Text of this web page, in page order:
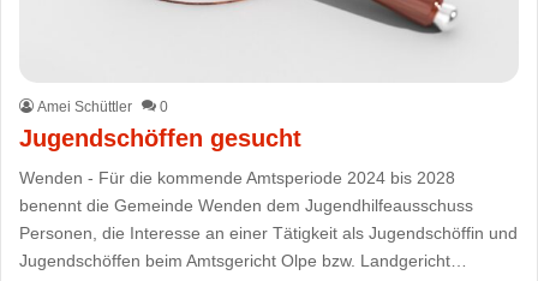
Amei Schüttler 0
Jugendschöffen gesucht
Wenden - Für die kommende Amtsperiode 2024 bis 2028
benennt die Gemeinde Wenden dem Jugendhilfeausschuss
Personen, die Interesse an einer Tätigkeit als Jugendschöffin und
Jugendschöffen beim Amtsgericht Olpe bzw. Landgericht…